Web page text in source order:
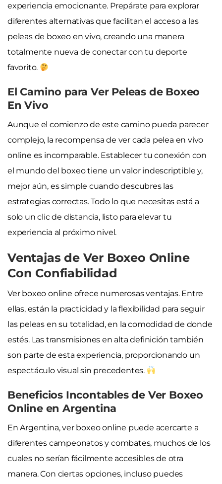
experiencia emocionante. Prepárate para explorar
diferentes alternativas que facilitan el acceso a las
peleas de boxeo en vivo, creando una manera
totalmente nueva de conectar con tu deporte
favorito.
El Camino para Ver Peleas de Boxeo
En Vivo
Aunque el comienzo de este camino pueda parecer
complejo, la recompensa de ver cada pelea en vivo
online es incomparable. Establecer tu conexión con
el mundo del boxeo tiene un valor indescriptible y,
mejor aún, es simple cuando descubres las
estrategias correctas. Todo lo que necesitas está a
solo un clic de distancia, listo para elevar tu
experiencia al próximo nivel.
Ventajas de Ver Boxeo Online
Con Confiabilidad
Ver boxeo online ofrece numerosas ventajas. Entre
ellas, están la practicidad y la flexibilidad para seguir
las peleas en su totalidad, en la comodidad de donde
estés. Las transmisiones en alta definición también
son parte de esta experiencia, proporcionando un
espectáculo visual sin precedentes.
Beneficios Incontables de Ver Boxeo
Online en Argentina
En Argentina, ver boxeo online puede acercarte a
diferentes campeonatos y combates, muchos de los
cuales no serían fácilmente accesibles de otra
manera. Con ciertas opciones, incluso puedes